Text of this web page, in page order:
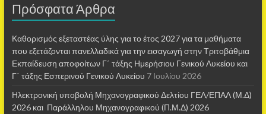
Πρόσφατα Άρθρα
Καθορισμός εξεταστέας ύλης για το έτος 2027 για τα μαθήματα
που εξετάζονται πανελλαδικά για την εισαγωγή στην Τριτοβάθμια
Εκπαίδευση αποφοίτων Γ΄ τάξης Ημερήσιου Γενικού Λυκείου και
Γ΄ τάξης Εσπερινού Γενικού Λυκείου 7 Ιουλίου 2026
Ηλεκτρονική υποβολή Μηχανογραφικού Δελτίου ΓΕΛ/ΕΠΑΛ (Μ.Δ)
2026 και Παράλληλου Μηχανογραφικού (Π.Μ.Δ) 2026